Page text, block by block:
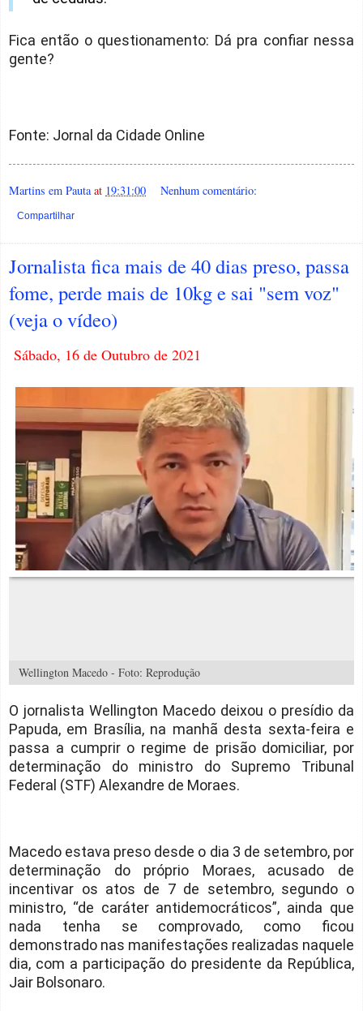
Fica então o questionamento: Dá pra confiar nessa
gente?
Fonte: Jornal da Cidade Online
Martins em Pauta at 19:31:00 Nenhum comentário:
Compartilhar
Jornalista fica mais de 40 dias preso, passa
fome, perde mais de 10kg e sai "sem voz"
(veja o vídeo)
Sábado, 16 de Outubro de 2021
Wellington Macedo - Foto: Reprodução
O jornalista Wellington Macedo deixou o presídio da
Papuda, em Brasília, na manhã desta sexta-feira e
passa a cumprir o regime de prisão domiciliar, por
determinação do ministro do Supremo Tribunal
Federal (STF) Alexandre de Moraes.
Macedo estava preso desde o dia 3 de setembro, por
determinação do próprio Moraes, acusado de
incentivar os atos de 7 de setembro, segundo o
ministro, “de caráter antidemocráticos”, ainda que
nada tenha se comprovado, como ficou
demonstrado nas manifestações realizadas naquele
dia, com a participação do presidente da República,
Jair Bolsonaro.